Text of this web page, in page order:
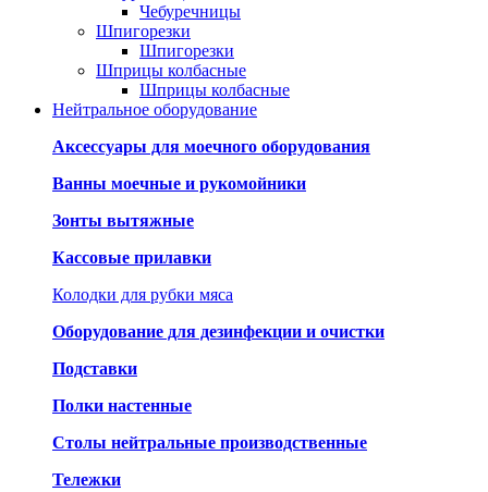
Чебуречницы
Шпигорезки
Шпигорезки
Шприцы колбасные
Шприцы колбасные
Нейтральное оборудование
Аксессуары для моечного оборудования
Ванны моечные и рукомойники
Зонты вытяжные
Кассовые прилавки
Колодки для рубки мяса
Оборудование для дезинфекции и очистки
Подставки
Полки настенные
Столы нейтральные производственные
Тележки